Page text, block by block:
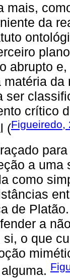
mais,
da
abrupto
matéria
ser
crítico
(Figueiredo,
a
como
de
a
o que